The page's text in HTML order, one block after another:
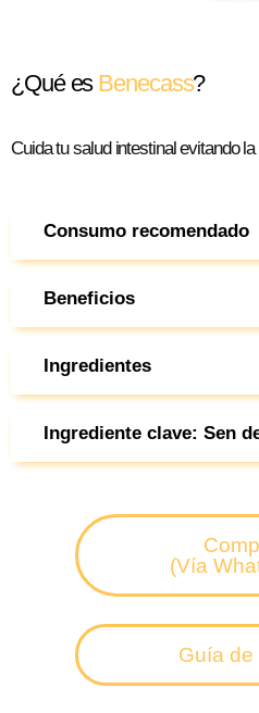
¿Qué es Benecass?
Cuida tu salud intestinal evitando
Consumo recomendado
Beneficios
Ingredientes
Ingrediente clave: Sen
(Vía
Guía de